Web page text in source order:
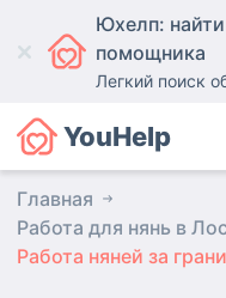
Юхелп:
помощника
Легкий поиск
YouHelp
Главная
Работа для нянь в
Работа няней за